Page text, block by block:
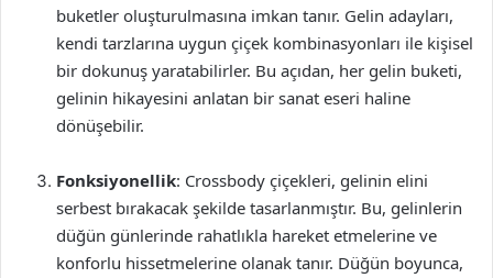
buketler oluşturulmasına imkan tanır. Gelin adayları,
kendi tarzlarına uygun çiçek kombinasyonları ile kişisel
bir dokunuş yaratabilirler. Bu açıdan, her gelin buketi,
gelinin hikayesini anlatan bir sanat eseri haline
dönüşebilir.
Fonksiyonellik: Crossbody çiçekleri, gelinin elini
serbest bırakacak şekilde tasarlanmıştır. Bu, gelinlerin
düğün günlerinde rahatlıkla hareket etmelerine ve
konforlu hissetmelerine olanak tanır. Düğün boyunca,